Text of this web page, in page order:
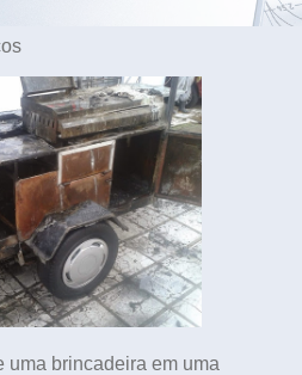
uma brincadeira em uma